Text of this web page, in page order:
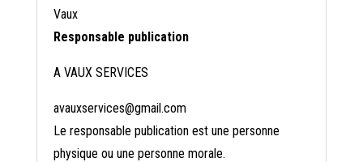
Vaux
Responsable publication
A VAUX SERVICES
avauxservices@gmail.com
Le responsable publication est une personne
physique ou une personne morale.